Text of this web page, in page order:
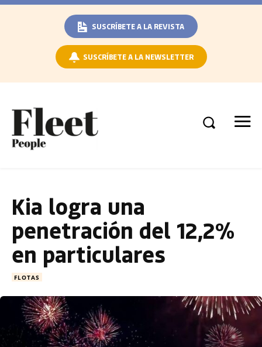
SUSCRÍBETE A LA REVISTA
SUSCRÍBETE A LA NEWSLETTER
Kia logra una
penetración del 12,2%
en particulares
FLOTAS